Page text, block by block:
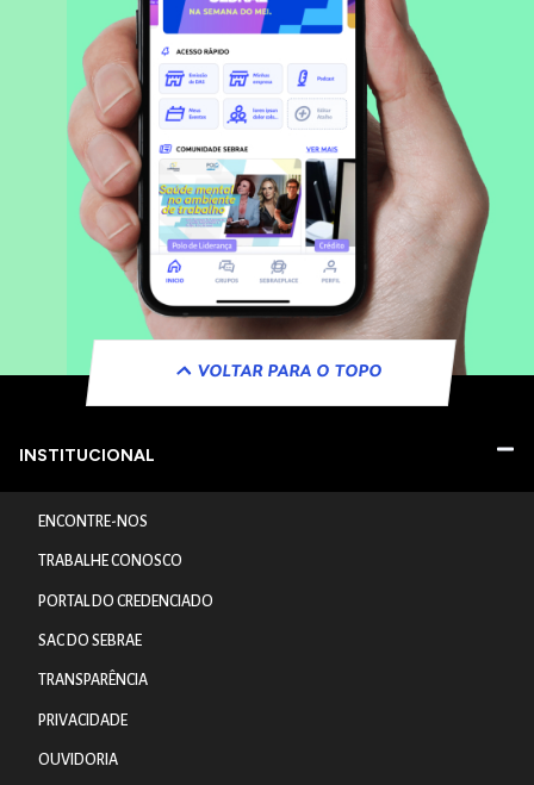
VOLTAR PARA O TOPO
INSTITUCIONAL
ENCONTRE-NOS
TRABALHE CONOSCO
PORTAL DO CREDENCIADO
SAC DO SEBRAE
TRANSPARÊNCIA
PRIVACIDADE
OUVIDORIA